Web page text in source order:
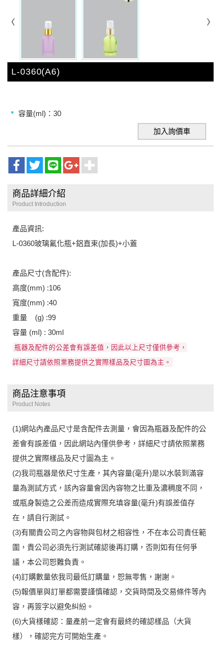
L-0360(A6)
容量(ml)：30
加入詢價車
商品詳細介紹
Product Introduction
產品資訊:
L-0360玻璃氟化瓶+鋁直束(加長)+小蓋
產品尺寸(含配件):
高度(mm) :106
寬度(mm) :40
重量 (g) :99
容量 (ml) : 30ml
瓶器及配件的公差會有誤差值，因此以上尺寸僅供參考，
詳細尺寸請依照業務提供之實際樣品及尺寸圖為主。
商品注意事項
Product Notes
(1)網站內產品尺寸是含配件去測量，會因為瓶器及配件的公
差會有誤差值，因此網站內僅供參考，詳細尺寸請依照業務
提供之實際樣品及尺寸圖為主。
(2)我司瓶器是依尺寸生產，其內容量(毫升)是以水裝到滿容
量為測試方式，該內容量會因內容物之比重及濃稠度不同，
或瓶身製造之公差而造成實際充填容量(毫升)有誤差值存
在，請自行測試。
(3)有關貴公司之內容物與包材之相容性，不在本公司責任範
圍，貴公司必須先行測試確認後再訂購，否則如有任何爭
議，本公司恕難負責。
(4)訂購數量依我司最低訂購量，恕無零售，謝謝。
(5)報價單與訂單都需要謹慎確認，交貨時間及交易條件等內
容，再簽字以避免糾紛。
(6)大貨樣確認：量產前一定會有最終的確認樣品（大貨
樣），確認完方可開始生產。